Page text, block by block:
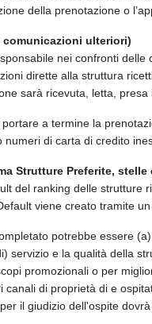
della prenotazione o
comunicazioni ulteriori)
nei confronti
dirette alla struttura
sarà ricevuta, letta,
a termine la
numeri di carta di credito
Strutture Preferite,
del ranking delle strutture
viene creato tramite
potrebbe essere
servizio e la qualità della
promozionali o per
canali di proprietà di e
il giudizio dell'ospite